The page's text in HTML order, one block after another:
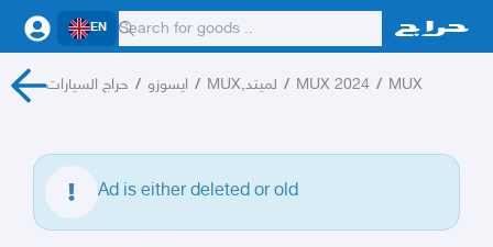
EN
حراج السيارات / ايسوزو / MUX,لميتد / MUX 2024 / MUX
Ad is either deleted or old